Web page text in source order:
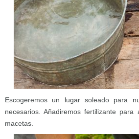
Escogeremos un lugar soleado para
necesarios. Añadiremos fertilizante
macetas.